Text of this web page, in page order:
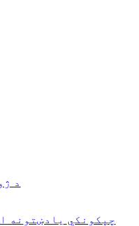
د
چپکونکي یادښتونه